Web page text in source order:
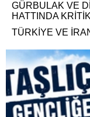
GÜRBULAK VE
HATTINDA
TÜRKİYE VE